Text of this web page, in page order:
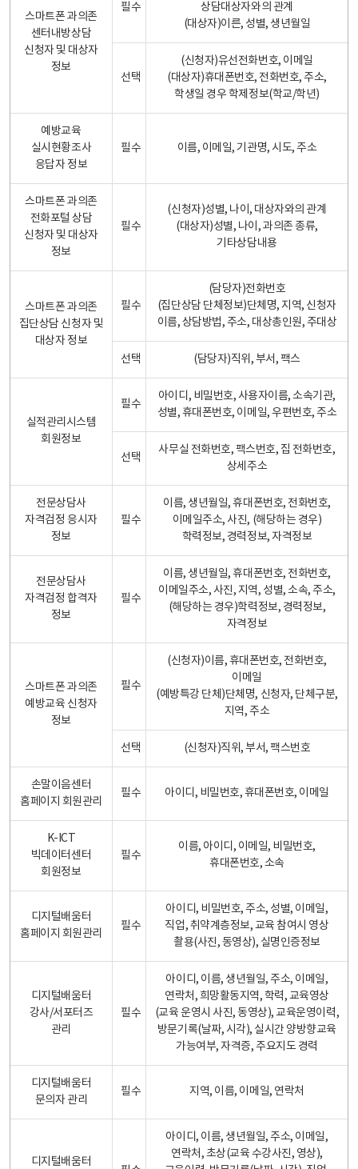
스마트폰 과의존
센터내방상담
신청자 및 대상자
정보
필수
상담대상자와의 관계
(대상자)이른, 성별, 생년월일
선택
(신청자)유선전화번호, 이메일
(대상자)휴대폰번호, 전화번호, 주소,
학생일 경우 학제정보(학교/학년)
예방교육
실시현황조사
응답자 정보
필수 이름, 이메일, 기관명, 시도, 주소
스마트폰 과의존
전화포털 상담
신청자 및 대상자
정보
필수
(신청자)성별, 나이, 대상자와의 관계
(대상자)성별, 나이, 과의존 종류,
기타상담내용
스마트폰 과의존
집단상담 신청자 및
대상자 정보
필수
(담당자)전화번호
(집단상담 단체정보)단체명, 지역, 신청자
이름, 상담방법, 주소, 대상총인원, 주대상
선택 (담당자)직위, 부서, 팩스
실적관리시스템
회원정보
필수
아이디, 비밀번호, 사용자이름, 소속기관,
성별, 휴대폰번호, 이메일, 우편번호, 주소
선택
사무실 전화번호, 팩스번호, 집 전화번호,
상세주소
전문상담사
자격검정 응시자
정보
필수
이름, 생년월일, 휴대폰번호, 전화번호,
이메일주소, 사진, (해당하는 경우)
학력정보, 경력정보, 자격정보
전문상담사
자격검정 합격자
정보
필수
이름, 생년월일, 휴대폰번호, 전화번호,
이메일주소, 사진, 지역, 성별, 소속, 주소,
(해당하는 경우)학력정보, 경력정보,
자격정보
스마트폰 과의존
예방교육 신청자
정보
필수
(신청자)이름, 휴대폰번호, 전화번호,
이메일
(예방특강 단체)단체명, 신청자, 단체구분,
지역, 주소
선택 (신청자)직위, 부서, 팩스번호
손말이음센터
홈페이지 회원관리
필수 아이디, 비밀번호, 휴대폰번호, 이메일
K-ICT
빅데이터센터
회원정보
필수
이름, 아이디, 이메일, 비밀번호,
휴대폰번호, 소속
디지털배움터
홈페이지 회원관리
필수
아이디, 비밀번호, 주소, 성별, 이메일,
직업, 취약계층정보, 교육 참여시 영상
촬용(사진, 동영상), 실명인증정보
디지털배움터
강사/서포터즈
관리
필수
아이디, 이름, 생년월일, 주소, 이메일,
연락처, 희망활동지역, 학력, 교육영상
(교육 운영시 사진, 동영상), 교육운영이력,
방문기록(날짜, 시각), 실시간 양방향교육
가능여부, 자격증, 주요지도 경력
디지털배움터
문의자 관리
필수 지역, 이름, 이메일, 연락처
디지털배움터
아이디, 이름, 생년월일, 주소, 이메일,
연락처, 초상(교육 수강사진, 영상),